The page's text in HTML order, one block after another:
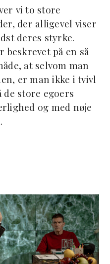
vi to store
der alligevel viser
deres styrke.
beskrevet på en så
at selvom man
er man ikke i tvivl
de store egoers
og med nøje